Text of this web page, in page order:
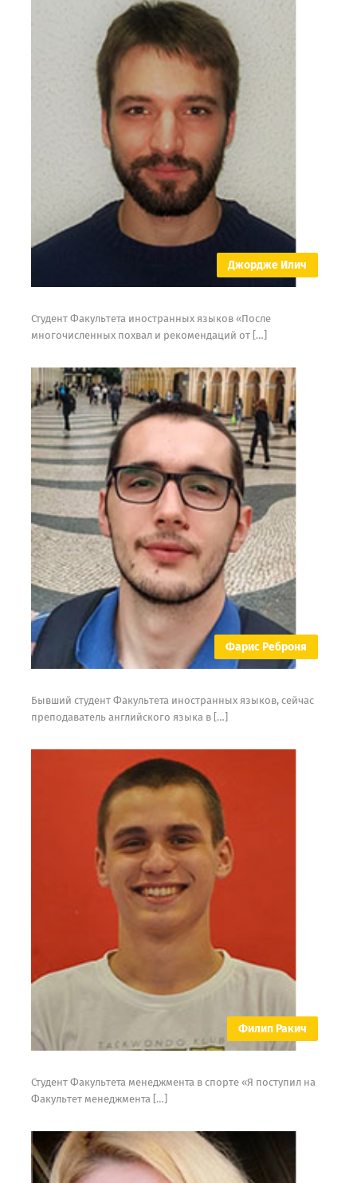
Джордже Илич
Студент Факультета иностранных языков «После
многочисленных похвал и рекомендаций от […]
Фарис Реброня
Бывший студент Факультета иностранных языков, сейчас
преподаватель английского языка в […]
Филип Ракич
Студент Факультета менеджмента в спорте «Я поступил на
Факультет менеджмента […]